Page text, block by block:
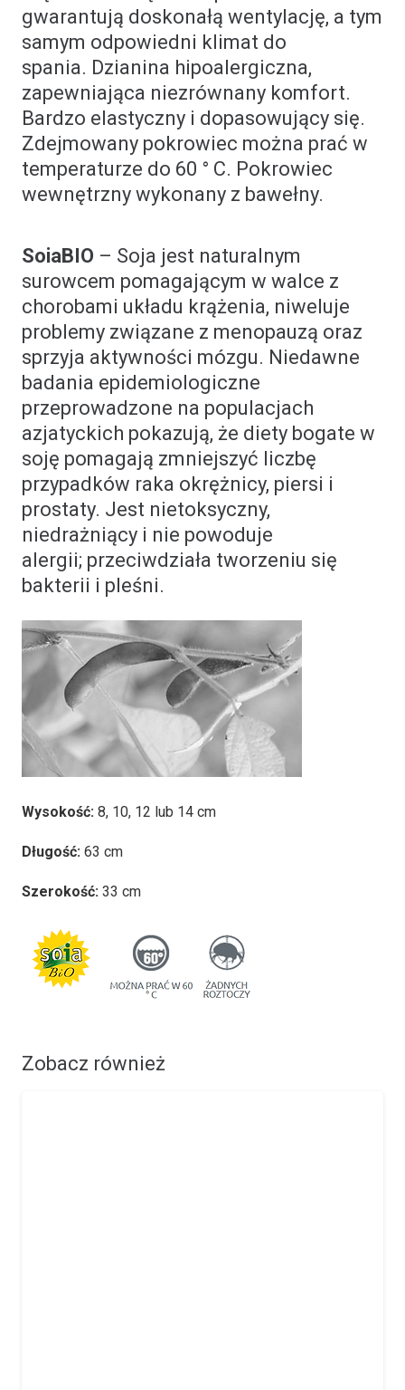
gwarantują doskonałą wentylację, a tym
samym odpowiedni klimat do
spania. Dzianina hipoalergiczna,
zapewniająca niezrównany komfort.
Bardzo elastyczny i dopasowujący się.
Zdejmowany pokrowiec można prać w
temperaturze do 60 ° C. Pokrowiec
wewnętrzny wykonany z bawełny.
SoiaBIO – Soja jest naturalnym
surowcem pomagającym w walce z
chorobami układu krążenia, niweluje
problemy związane z menopauzą oraz
sprzyja aktywności mózgu. Niedawne
badania epidemiologiczne
przeprowadzone na populacjach
azjatyckich pokazują, że diety bogate w
soję pomagają zmniejszyć liczbę
przypadków raka okrężnicy, piersi i
prostaty. Jest nietoksyczny,
niedrażniący i nie powoduje
alergii; przeciwdziała tworzeniu się
bakterii i pleśni.
Wysokość: 8, 10, 12 lub 14 cm
Długość: 63 cm
Szerokość: 33 cm
Zobacz również